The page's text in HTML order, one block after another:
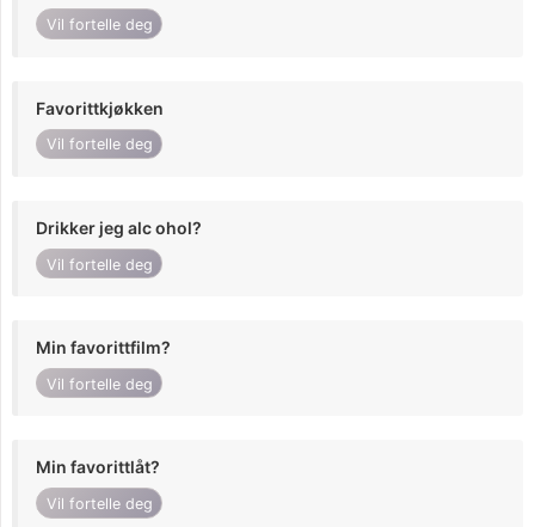
Vil fortelle deg
Favorittkjøkken
Vil fortelle deg
Drikker jeg alc ohol?
Vil fortelle deg
Min favorittfilm?
Vil fortelle deg
Min favorittlåt?
Vil fortelle deg